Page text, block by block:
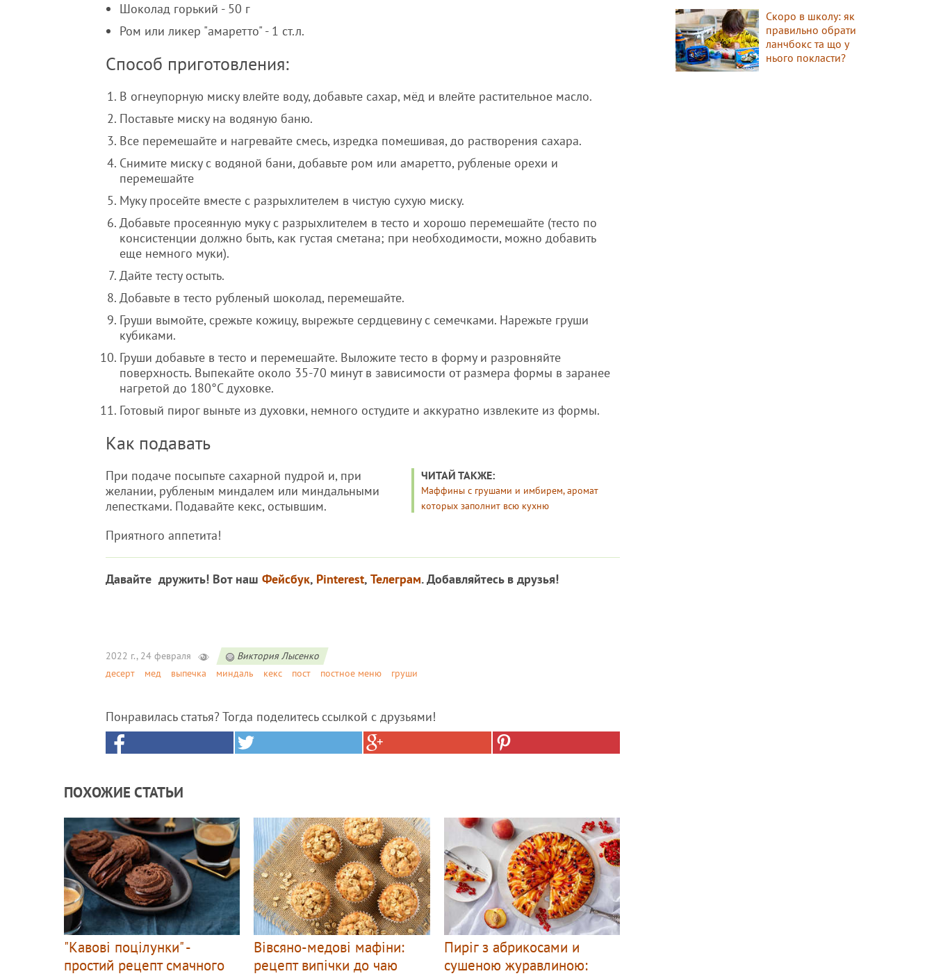
Шоколад горький - 50 г
Ром или ликер "амаретто" - 1 ст.л.
Способ приготовления:
В огнеупорную миску влейте воду, добавьте сахар, мёд и влейте растительное масло.
Поставьте миску на водяную баню.
Все перемешайте и нагревайте смесь, изредка помешивая, до растворения сахара.
Снимите миску с водяной бани, добавьте ром или амаретто, рубленые орехи и
перемешайте
Муку просейте вместе с разрыхлителем в чистую сухую миску.
Добавьте просеянную муку с разрыхлителем в тесто и хорошо перемешайте (тесто по
консистенции должно быть, как густая сметана; при необходимости, можно добавить
еще немного муки).
Дайте тесту остыть.
Добавьте в тесто рубленый шоколад, перемешайте.
Груши вымойте, срежьте кожицу, вырежьте сердцевину с семечками. Нарежьте груши
кубиками.
Груши добавьте в тесто и перемешайте. Выложите тесто в форму и разровняйте
поверхность. Выпекайте около 35-70 минут в зависимости от размера формы в заранее
нагретой до 180°C духовке.
Готовый пирог выньте из духовки, немного остудите и аккуратно извлеките из формы.
Как подавать
ЧИТАЙ ТАКЖЕ:
Маффины с грушами и имбирем, аромат
которых заполнит всю кухню
При подаче посыпьте сахарной пудрой и, при
желании, рубленым миндалем или миндальными
лепестками. Подавайте кекс, остывшим.
Приятного аппетита!
Давайте дружить! Вот наш Фейсбук, Pinterest, Телеграм. Добавляйтесь в друзья!
2022 г., 24 февраля
Виктория Лысенко
десерт
мед выпечка миндаль кекс пост постное меню груши
Понравилась статья? Тогда поделитесь ссылкой с друзьями!
ПОХОЖИЕ СТАТЬИ
"Кавові поцілунки" -
простий рецепт смачного
Вівсяно-медові мафіни:
рецепт випічки до чаю
Пиріг з абрикосами и
сушеною журавлиною:
Скоро в школу: як
правильно обрати
ланчбокс та що у
нього покласти?